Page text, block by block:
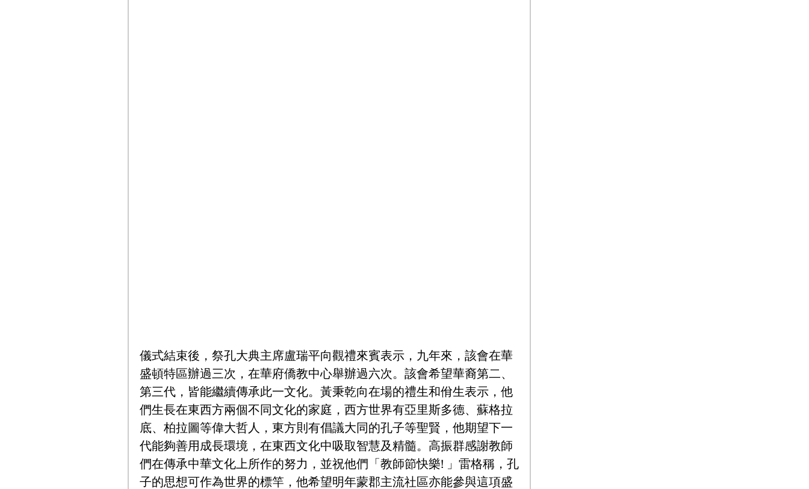
儀式結束後，祭孔大典主席盧瑞平向觀禮來賓表示，九年來，該會在華
盛頓特區辦過三次，在華府僑教中心舉辦過六次。該會希望華裔第二、
第三代，皆能繼續傳承此一文化。黃秉乾向在場的禮生和佾生表示，他
們生長在東西方兩個不同文化的家庭，西方世界有亞里斯多德、蘇格拉
底、柏拉圖等偉大哲人，東方則有倡議大同的孔子等聖賢，他期望下一
代能夠善用成長環境，在東西文化中吸取智慧及精髓。高振群感謝教師
們在傳承中華文化上所作的努力，並祝他們「教師節快樂! 」雷格稱，孔
子的思想可作為世界的標竿，他希望明年蒙郡主流社區亦能參與這項盛